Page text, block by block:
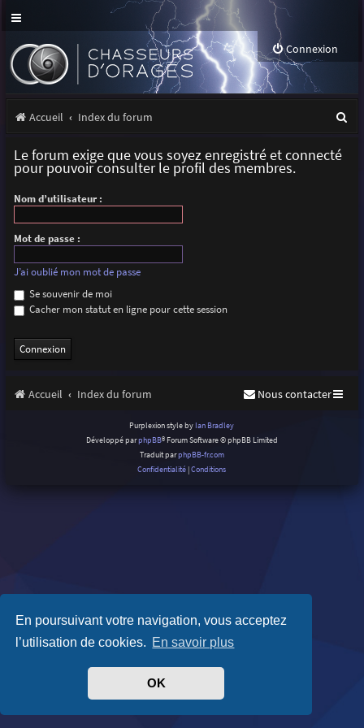
En poursuivant votre navigation, vous acceptez
l’utilisation de cookies. En savoir plus
OK
Connexion
Accueil Index du forum
Le forum exige que vous soyez enregistré et connecté
pour pouvoir consulter le profil des membres.
Nom d’utilisateur :
Mot de passe :
J’ai oublié mon mot de passe
Se souvenir de moi
Cacher mon statut en ligne pour cette session
Accueil Index du forum Nous contacter
Purplexion style by Ian Bradley
Développé parphpBB® Forum Software © phpBB Limited
Traduit parphpBB-fr.com
Confidentialité |Conditions